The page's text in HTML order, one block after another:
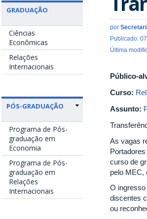
GRADUAÇÃO
Ciências
Econômicas
Relações
Internacionais
PÓS-GRADUAÇÃO
Programa de Pós-
graduação em
Economia
Programa de Pós-
graduação em
Relações
Internacionais
por
Publicado:
Última
Público-
Curso:
Assunto:
As vagas
curso de
pelo MEC,
O
discentes
ou